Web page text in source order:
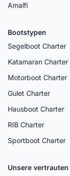
Amalfi
Bootstypen
Segelboot Charter
Katamaran Charter
Motorboot Charter
Gulet Charter
Hausboot Charter
RIB Charter
Sportboot Charter
Unsere